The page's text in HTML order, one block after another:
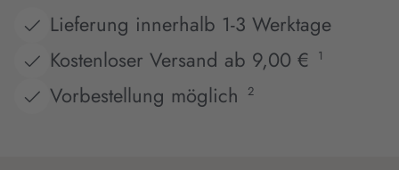
Lieferung innerhalb 1-3 Werktage
Kostenloser Versand ab 9,00 €
1
Vorbestellung möglich 2